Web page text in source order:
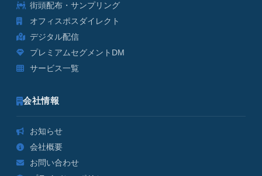
街頭配布・サンプリング
オフィスポスダイレクト
デジタル配信
プレミアムセグメントDM
サービス一覧
会社情報
お知らせ
会社概要
お問い合わせ